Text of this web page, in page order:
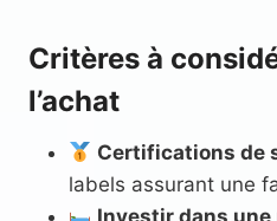
Critères à
l’achat
Certifications de
labels assurant une
Investir dans